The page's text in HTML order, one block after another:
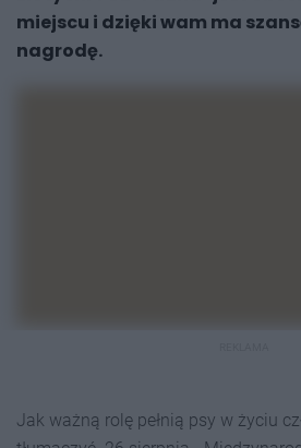
miejscu i dzięki wam ma
nagrodę.
Jak ważną rolę pełnią psy w życiu